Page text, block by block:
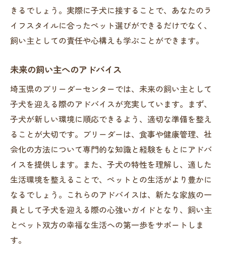
きるでしょう。実際に子犬に接することで、あなたのラ
イフスタイルに合ったペット選びができるだけでなく、
飼い主としての責任や心構えも学ぶことができます。
未来の飼い主へのアドバイス
埼玉県のブリーダーセンターでは、未来の飼い主として
子犬を迎える際のアドバイスが充実しています。まず、
子犬が新しい環境に順応できるよう、適切な準備を整え
ることが大切です。ブリーダーは、食事や健康管理、社
会化の方法について専門的な知識と経験をもとにアドバ
イスを提供します。また、子犬の特性を理解し、適した
生活環境を整えることで、ペットとの生活がより豊かに
なるでしょう。これらのアドバイスは、新たな家族の一
員として子犬を迎える際の心強いガイドとなり、飼い主
とペット双方の幸福な生活への第一歩をサポートしま
す。